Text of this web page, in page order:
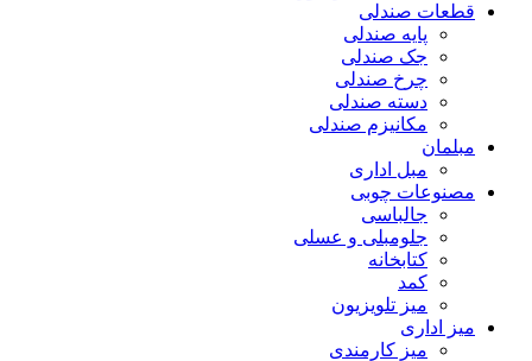
قطعات صندلی
پایه صندلی
جک صندلی
چرخ صندلی
دسته صندلی
مکانیزم صندلی
مبلمان
مبل اداری
مصنوعات چوبی
جالباسی
جلومبلی و عسلی
کتابخانه
کمد
میز تلویزیون
میز اداری
میز کارمندی